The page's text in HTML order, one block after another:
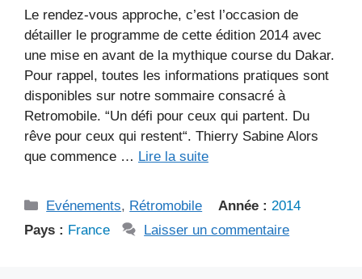
Le rendez-vous approche, c’est l’occasion de
détailler le programme de cette édition 2014 avec
une mise en avant de la mythique course du Dakar.
Pour rappel, toutes les informations pratiques sont
disponibles sur notre sommaire consacré à
Retromobile. “Un défi pour ceux qui partent. Du
rêve pour ceux qui restent“. Thierry Sabine Alors
que commence … Lire la suite
Catégories
Evénements, Rétromobile Année : 2014
Pays : France Laisser un commentaire